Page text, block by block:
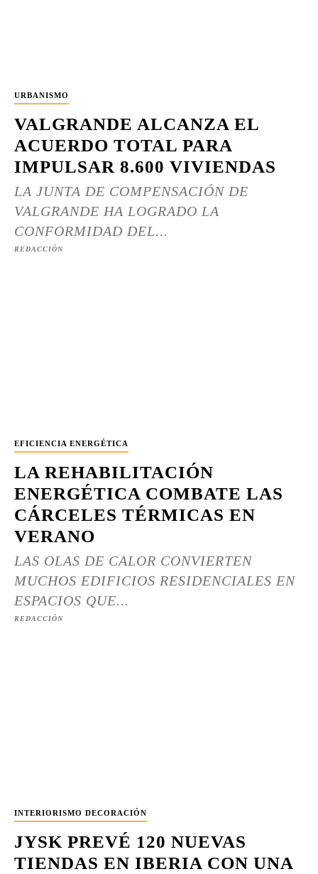
URBANISMO
VALGRANDE ALCANZA EL
ACUERDO TOTAL PARA
IMPULSAR 8.600 VIVIENDAS
LA JUNTA DE COMPENSACIÓN DE
VALGRANDE HA LOGRADO LA
CONFORMIDAD DEL...
REDACCIÓN
EFICIENCIA ENERGÉTICA
LA REHABILITACIÓN
ENERGÉTICA COMBATE LAS
CÁRCELES TÉRMICAS EN
VERANO
LAS OLAS DE CALOR CONVIERTEN
MUCHOS EDIFICIOS RESIDENCIALES EN
ESPACIOS QUE...
REDACCIÓN
INTERIORISMO DECORACIÓN
JYSK PREVÉ 120 NUEVAS
TIENDAS EN IBERIA CON UNA